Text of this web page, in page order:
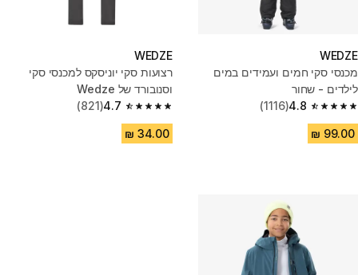
WEDZE
מכנסי סקי חמים ועמידים במים
לילדים - שחור
4.8
4.8 out of 5 stars from 1116 reviews
(1116)
WEDZE
רצועות סקי יוניסקס למכנסי סקי
וסנובורד של Wedze
4.7
4.7 out of 5 stars from 821 reviews
(821)